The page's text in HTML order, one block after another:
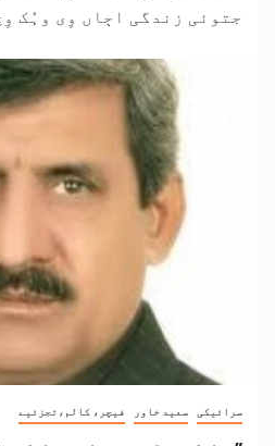
جتوئی زندگی اڄاں وِی وہُک
سرائیکی سعید خاور فیچر، کالم،تجزئیے